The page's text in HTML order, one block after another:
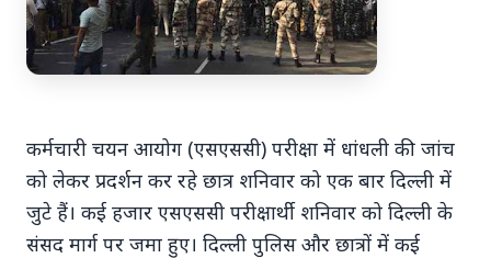
अंशुल कुंचा कौन थे? अमेरिका में
'फर्जी' पिज्जा ऑर्डर डिलीवर करते हुए
भारतीय युवक की गोली मारकर हत्या,
अमेरिका में 'फर्जी' पिज्जा ऑर्डर डिलीवर करते हुए
भारतीय युवक की गोली मारकर हत्या, परिवार का
आरोप - "ट्रैप था" एक चौंकान...
कर्मचारी चयन आयोग (एसएससी) परीक्षा में धांधली की जांच
को लेकर प्रदर्शन कर रहे छात्र शनिवार को एक बार दिल्ली में
जुटे हैं। कई हजार एसएससी परीक्षार्थी शनिवार को दिल्ली के
संसद मार्ग पर जमा हुए। दिल्ली पुलिस और छात्रों में कई